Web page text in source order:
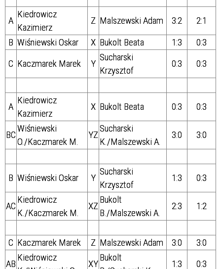
A
Kiedrowicz
Kazimierz
Z Malszewski Adam 3:2
2:1
B Wiśniewski Oskar X Bukolt Beata 1:3
0:3
C Kaczmarek Marek Y
Sucharski
Krzysztof
0:3 0:3
A
Kiedrowicz
Kazimierz
X Bukolt Beata 0:3 0:3
BC
Wiśniewski
O./Kaczmarek M.
YZ
Sucharski
K./Malszewski A.
3:0 3:0
B Wiśniewski Oskar Y
Sucharski
Krzysztof
1:3 0:3
AC
Kiedrowicz
K./Kaczmarek M.
XZ
Bukolt
B./Malszewski A.
2:3 1:2
C Kaczmarek Marek Z Malszewski Adam 3:0
3:0
AB
Kiedrowicz
XY
Bukolt
1:3
0:3